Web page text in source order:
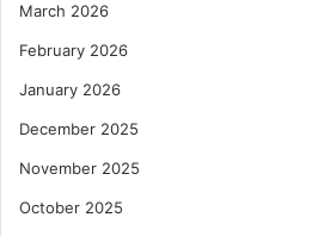
March 2026
February 2026
January 2026
December 2025
November 2025
October 2025